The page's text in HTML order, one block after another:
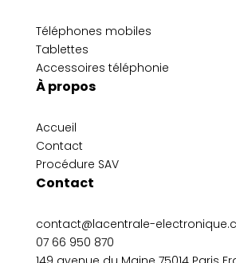
Téléphones mobiles
Tablettes
Accessoires téléphonie
À propos
Accueil
Contact
Procédure SAV
Contact
contact@lacentrale-
07 66 950 870